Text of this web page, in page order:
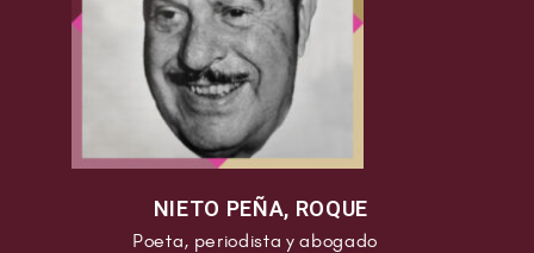
NIETO PEÑA, ROQUE
Poeta, periodista y abogado